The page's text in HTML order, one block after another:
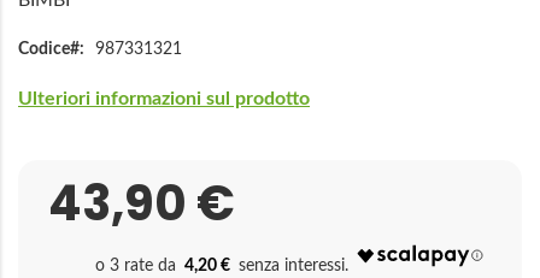
Codice 987331321
Ulteriori informazioni sul prodotto
43,90 €
4,20 €